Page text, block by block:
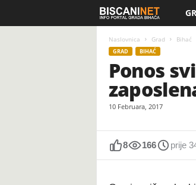
i
c
n
Naslovnica Grad Bihać
GRAD BIHAĆ
Ponos
10 Februara, 2017
8 166 prije